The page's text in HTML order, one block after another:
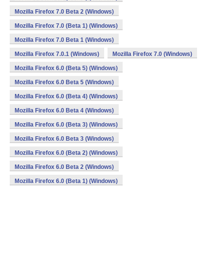
Mozilla Firefox 7.0 Beta 2 (Windows)
Mozilla Firefox 7.0 (Beta 1) (Windows)
Mozilla Firefox 7.0 Beta 1 (Windows)
Mozilla Firefox 7.0.1 (Windows) Mozilla Firefox 7.0 (Windows)
Mozilla Firefox 6.0 (Beta 5) (Windows)
Mozilla Firefox 6.0 Beta 5 (Windows)
Mozilla Firefox 6.0 (Beta 4) (Windows)
Mozilla Firefox 6.0 Beta 4 (Windows)
Mozilla Firefox 6.0 (Beta 3) (Windows)
Mozilla Firefox 6.0 Beta 3 (Windows)
Mozilla Firefox 6.0 (Beta 2) (Windows)
Mozilla Firefox 6.0 Beta 2 (Windows)
Mozilla Firefox 6.0 (Beta 1) (Windows)